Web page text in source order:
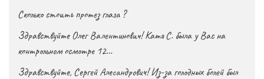
Сколько стоить протез глаза ?
Здравствуйте Олег Валентинович! Катя С. была у Вас на
контрольном осмотре 12…
Здравствуйте, Сергей Алесандрович! Из-за голодных болей был